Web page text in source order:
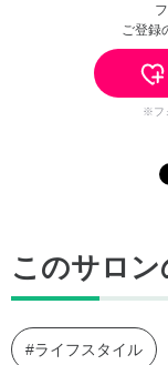
ご登録
※フ
このサロ
#ライフスタイル